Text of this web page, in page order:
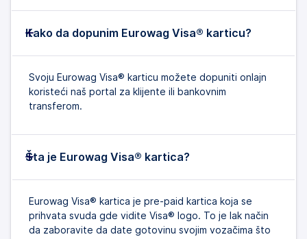
Kako da dopunim Eurowag Visa® karticu?
Svoju Eurowag Visa® karticu možete dopuniti onlajn
koristeći naš portal za klijente ili bankovnim
transferom.
Šta je Eurowag Visa® kartica?
Eurowag Visa® kartica je pre-paid kartica koja se
prihvata svuda gde vidite Visa® logo. To je lak način
da zaboravite da date gotovinu svojim vozačima što